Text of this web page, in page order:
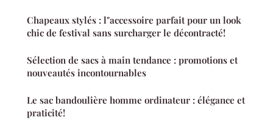
Chapeaux stylés : l"accessoire parfait pour un look
chic de festival sans surcharger le décontracté!
Sélection de sacs à main tendance : promotions et
nouveautés incontournables
Le sac bandoulière homme ordinateur : élégance et
praticité!